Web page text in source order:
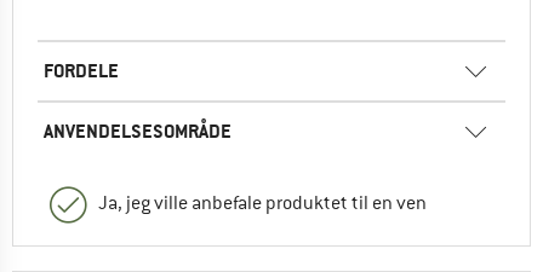
FORDELE
ANVENDELSESOMRÅDE
Ja, jeg ville anbefale produktet til en ven